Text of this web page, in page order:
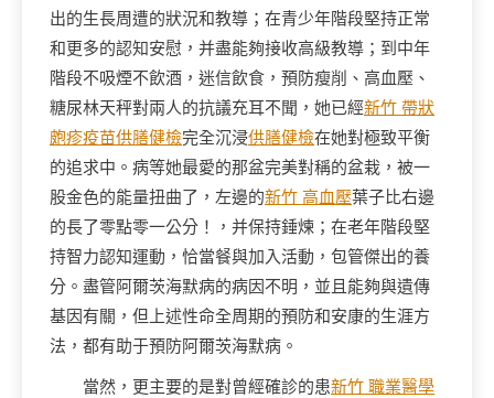
出的生長周遭的狀況和教導；在青少年階段堅持正常
和更多的認知安慰，并盡能夠接收高級教導；到中年
階段不吸煙不飲酒，迷信飲食，預防瘦削、高血壓、
糖尿林天秤對兩人的抗議充耳不聞，她已經新竹 帶狀
皰疹疫苗供膳健檢完全沉浸供膳健檢在她對極致平衡
的追求中。病等她最愛的那盆完美對稱的盆栽，被一
股金色的能量扭曲了，左邊的新竹 高血壓葉子比右邊
的長了零點零一公分！，并保持錘煉；在老年階段堅
持智力認知運動，恰當餐與加入活動，包管傑出的養
分。盡管阿爾茨海默病的病因不明，並且能夠與遺傳
基因有關，但上述性命全周期的預防和安康的生涯方
法，都有助于預防阿爾茨海默病。
當然，更主要的是對曾經確診的患新竹 職業醫學